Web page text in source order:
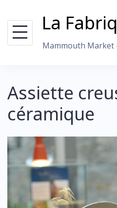
to
content
La
Mammouth Market
Assiette
céramique